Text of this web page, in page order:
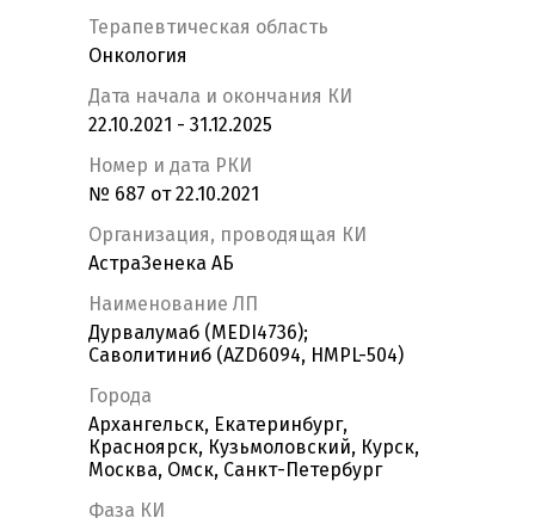
Терапевтическая область
Онкология
Дата начала и окончания КИ
22.10.2021 - 31.12.2025
Номер и дата РКИ
№ 687 от 22.10.2021
Организация, проводящая КИ
АстраЗенека АБ
Наименование ЛП
Дурвалумаб (MEDI4736);
Саволитиниб (AZD6094, HMPL-504)
Города
Архангельск, Екатеринбург,
Красноярск, Кузьмоловский, Курск,
Москва, Омск, Санкт-Петербург
Фаза КИ